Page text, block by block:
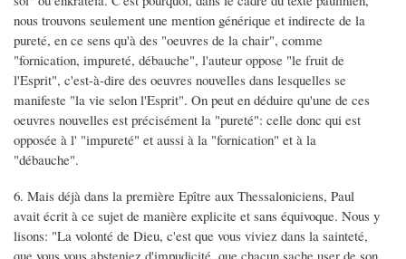
nous trouvons seulement une mention générique et indirecte de la
pureté, en ce sens qu'à des "oeuvres de la chair", comme
"fornication, impureté, débauche", l'auteur oppose "le fruit de
l'Esprit", c'est-à-dire des oeuvres nouvelles dans lesquelles se
manifeste "la vie selon l'Esprit". On peut en déduire qu'une de ces
oeuvres nouvelles est précisément la "pureté": celle donc qui est
opposée à l' "impureté" et aussi à la "fornication" et à la
"débauche".
6. Mais déjà dans la première Epître aux Thessaloniciens, Paul
avait écrit à ce sujet de manière explicite et sans équivoque. Nous y
lisons: "La volonté de Dieu, c'est que vous viviez dans la sainteté,